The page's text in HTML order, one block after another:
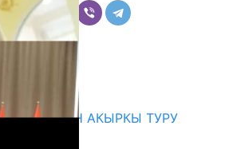
АЛУУНУН АКЫРКЫ ТУРУ